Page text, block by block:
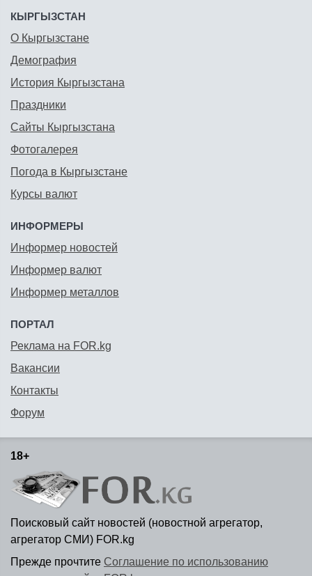
КЫРГЫЗСТАН
О Кыргызстане
Демография
История Кыргызстана
Праздники
Сайты Кыргызстана
Фотогалерея
Погода в Кыргызстане
Курсы валют
ИНФОРМЕРЫ
Информер новостей
Информер валют
Информер металлов
ПОРТАЛ
Реклама на FOR.kg
Вакансии
Контакты
Форум
18+
Поисковый сайт новостей (новостной агрегатор,
агрегатор СМИ) FOR.kg
Прежде прочтите Соглашение по использованию